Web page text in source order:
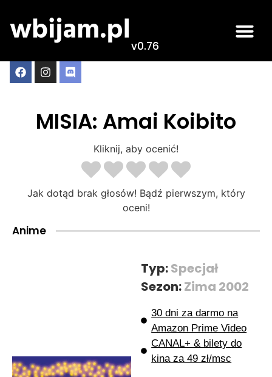
v0.76
MISIA: Amai Koibito
Kliknij, aby ocenić!
Jak dotąd brak głosów! Bądź pierwszym, który
oceni!
Anime
Typ:Specjał
Sezon:Zima 2002
30 dni za darmo na
Amazon Prime Video
CANAL+ & bilety do
kina za 49 zł/msc